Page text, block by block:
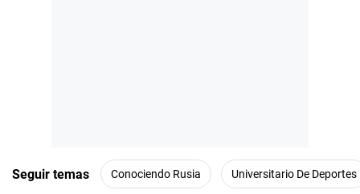
Seguir temas Conociendo Rusia Universitario De Deportes